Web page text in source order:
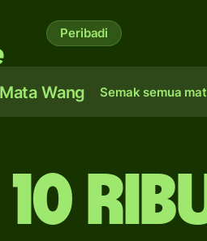
Peribadi
Wang Semak semua
10